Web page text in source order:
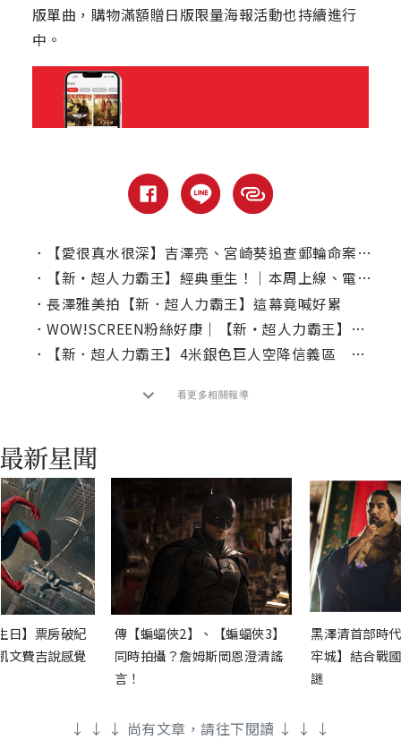
版單曲，購物滿額贈日版限量海報活動也持續進行
中。
．
【愛很真水很深】吉澤亮、宮崎葵追查郵輪命案｜本周上線、電視首播推薦
．
【新・超人力霸王】經典重生！｜本周上線、電視首播推薦
． 長澤雅美拍【新．超人力霸王】這幕竟喊好累
． WOW!SCREEN粉絲好康｜【新‧超人力霸王】電影周邊贈獎
．
【新．超人力霸王】4米銀色巨人空降信義區 米津玄師接到電話竟是這反應
看更多相關報導
日】票房破紀
文費吉說感覺
傳【蝙蝠俠2】、【蝙蝠俠3】
同時拍攝？詹姆斯岡恩澄清謠
言！
黑澤清首部時
牢城】結合戰
謎
↓ ↓ ↓ 尚有文章，請往下閱讀 ↓ ↓ ↓